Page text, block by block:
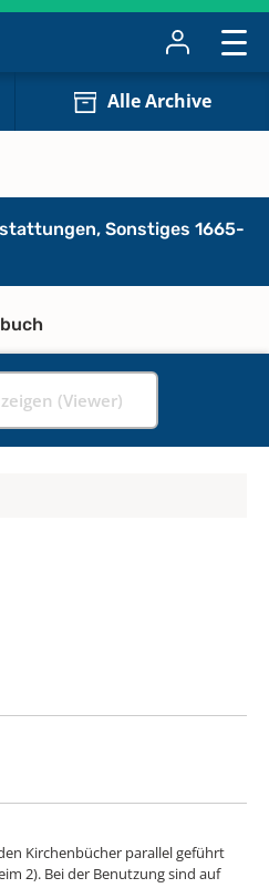
Alle Archive
Sonstiges 1665-
(Viewer)
Kirchenbücher parallel geführt
2). Bei der Benutzung sind auf